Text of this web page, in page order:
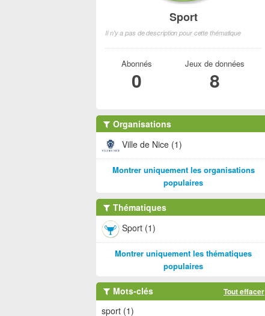
Sport
Il n'y a pas de description pour cette thématique
Abonnés
0
Jeux de données
8
Organisations
Ville de Nice (1)
Montrer uniquement les organisations
populaires
Thématiques
Sport (1)
Montrer uniquement les thématiques
populaires
Mots-clés Tout effacer
sport (1)